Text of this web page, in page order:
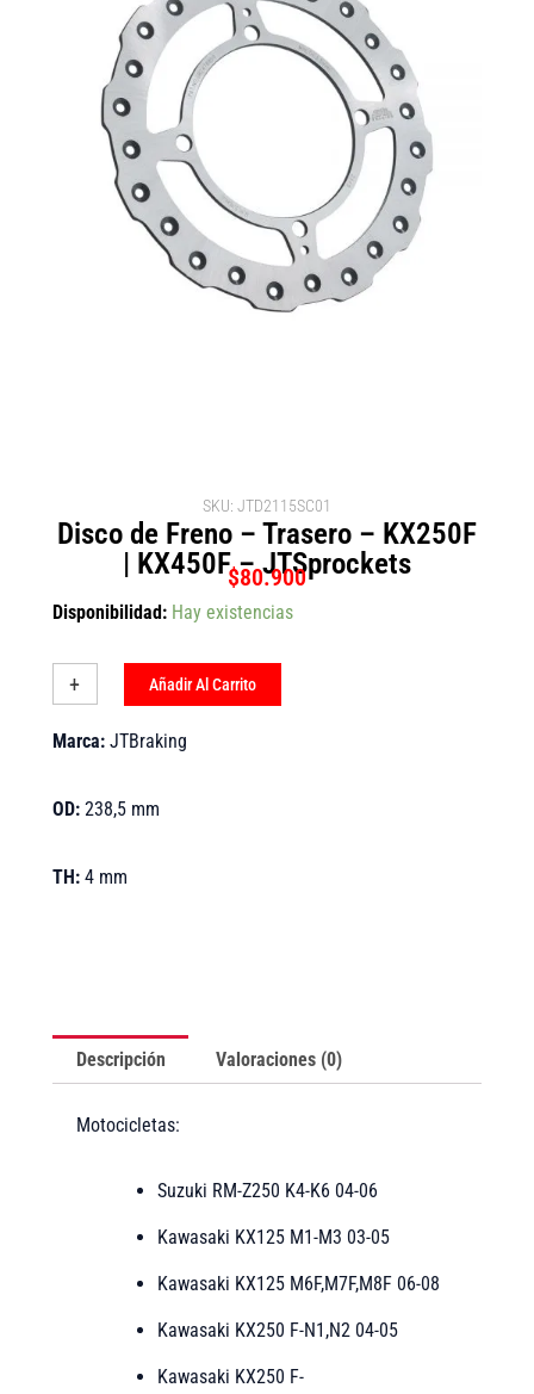
SKU: JTD2115SC01
Disco de Freno – Trasero – KX250F
| KX450F – JTSprockets
$80.900
Disponibilidad: Hay existencias
-
Disco
Trasero
KX250F
-
cantidad
+ Añadir Al Carrito
Marca: JTBraking
OD: 238,5 mm
TH: 4 mm
Descripción Valoraciones (0)
Motocicletas:
Suzuki RM-Z250 K4-K6 04-06
Kawasaki KX125 M1-M3 03-05
Kawasaki KX125 M6F,M7F,M8F 06-08
Kawasaki KX250 F-N1,N2 04-05
Kawasaki KX250 F-